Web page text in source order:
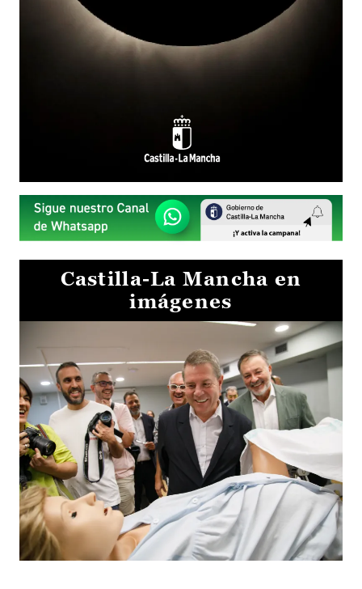
Castilla-La Mancha en
imágenes